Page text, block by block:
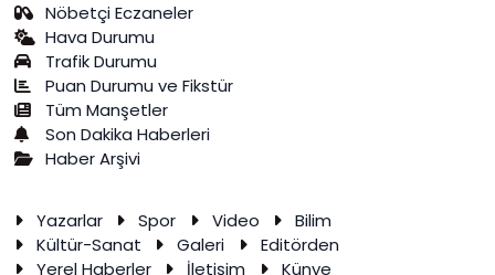
Nöbetçi Eczaneler
Hava Durumu
Trafik Durumu
Puan Durumu ve Fikstür
Tüm Manşetler
Son Dakika Haberleri
Haber Arşivi
Yazarlar Spor Video
Bilim
Kültür-Sanat
Galeri
Editörden
Yerel Haberler
İletişim Künye